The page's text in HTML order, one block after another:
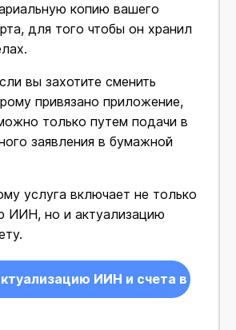
копию вашего
для того чтобы он хранил
вы захотите сменить
привязано приложение,
только путем подачи в
заявления в бумажной
услуга включает не только
ИИН, но и актуализацию
ИИН и счета в